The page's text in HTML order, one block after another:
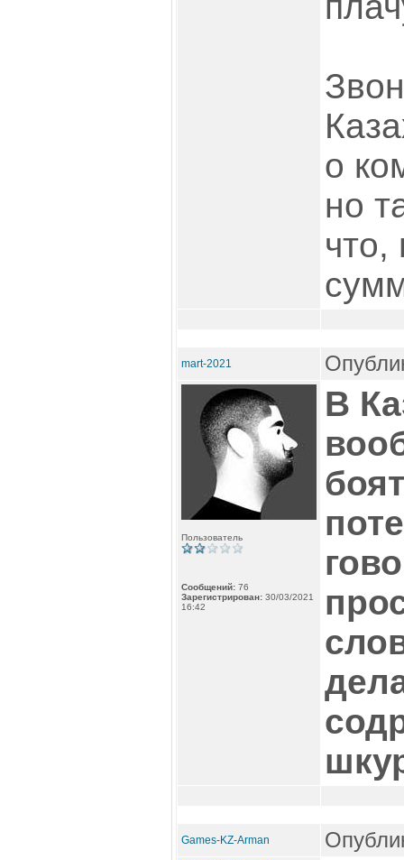
о
но
что,
mart-2021
Пользователь
Сообщений: 76
Зарегистрирован: 30/03/2021
16:42
В
Games-KZ-Arman